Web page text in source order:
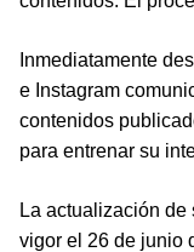
Inmediatamente
e Instagram
contenidos
para entrenar su
La actualización de
vigor el 26 de junio